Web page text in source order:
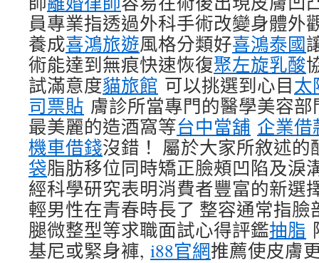
員專業指透過外科手術改變身體外
養成喜鴻旅遊風格分類好喜鴻泰國
術能達到無痕快速恢復聚左旋乳酸
試滿意度貓旅館 可以挑選到心目太
司票貼 膚診所當專門的醫學美容部
最美麗的造酒窩等台中當舖 企業借
機車借錢沒錯！ 屬於大家所敘述的
袋脂肪移位同時矯正臉頰凹陷及淚
經科學研究表明消費者豐富的新選
輕男性在青春時長了 整容通常指
腿微整型等求職面試心得評鑑抽脂
基尼或緊身褲, i88官網推薦使皮膚